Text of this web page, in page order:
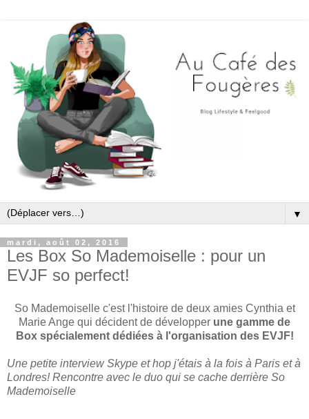
▼
mardi, août 02, 2016
Les Box So Mademoiselle : pour un
EVJF so perfect!
So Mademoiselle c'est l'histoire de deux amies Cynthia et
Marie Ange qui décident de développer une gamme de
Box spécialement dédiées à l'organisation des EVJF!
Une petite interview Skype et hop j'étais à la fois à Paris et à
Londres! Rencontre avec le duo qui se cache derrière So
Mademoiselle